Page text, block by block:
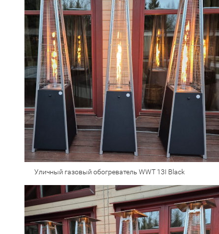
Уличный газовый обогреватель WWT 13I Black